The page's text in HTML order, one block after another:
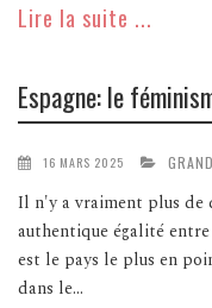
Lire la suite ...
Espagne: le
16 MARS 2025
Il n'y a vraiment plus de
authentique égalité
est le pays le plus en
dans le...